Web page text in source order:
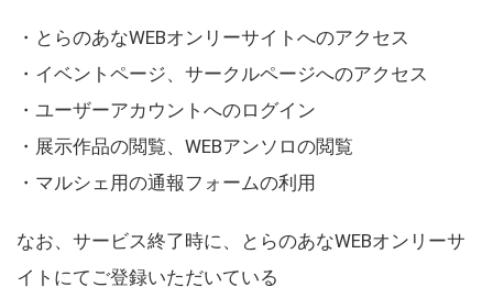
・とらのあなWEBオンリーサイトへのアクセス
・イベントページ、サークルページへのアクセス
・ユーザーアカウントへのログイン
・展示作品の閲覧、WEBアンソロの閲覧
・マルシェ用の通報フォームの利用
なお、サービス終了時に、とらのあなWEBオンリーサ
イトにてご登録いただいている